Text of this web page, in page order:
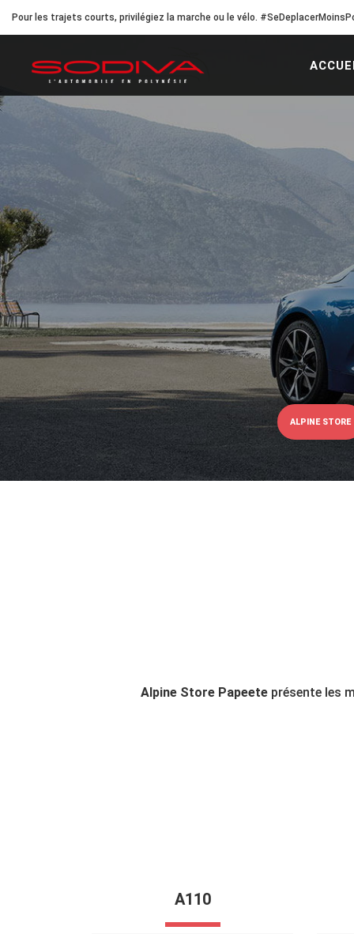
Pour les trajets courts, privilégiez la marche ou le vélo.
Accueil Nos Marques Alpine Store Papeete : tous les
ALPINE STORE
Alpine Store Papeete présente les
A110